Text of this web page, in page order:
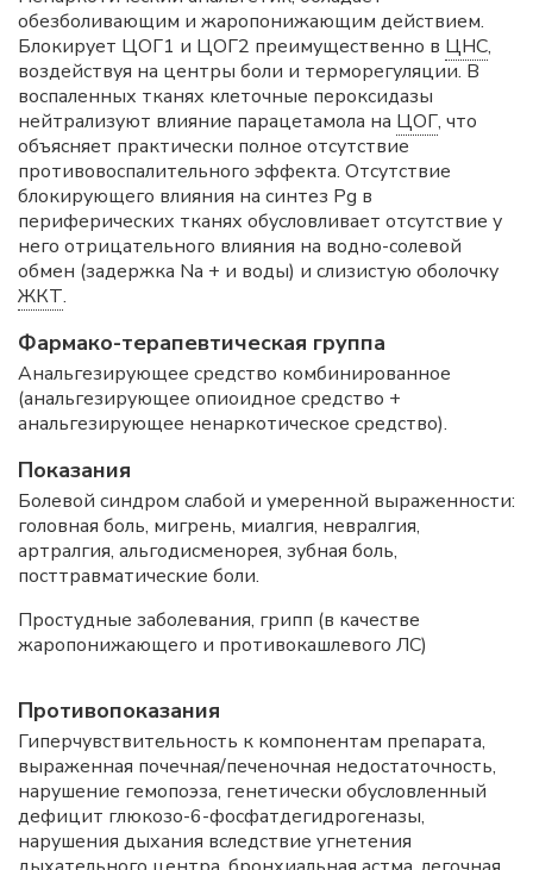
обезболивающим и жаропонижающим действием.
Блокирует ЦОГ1 и ЦОГ2 преимущественно в ЦНС,
воздействуя на центры боли и терморегуляции. В
воспаленных тканях клеточные пероксидазы
нейтрализуют влияние парацетамола на ЦОГ, что
объясняет практически полное отсутствие
противовоспалительного эффекта. Отсутствие
блокирующего влияния на синтез Pg в
периферических тканях обусловливает отсутствие у
него отрицательного влияния на водно-солевой
обмен (задержка Na + и воды) и слизистую оболочку
ЖКТ.
Фармако-терапевтическая группа
Анальгезирующее средство комбинированное
(анальгезирующее опиоидное средство +
анальгезирующее ненаркотическое средство).
Показания
Болевой синдром слабой и умеренной выраженности:
головная боль, мигрень, миалгия, невралгия,
артралгия, альгодисменорея, зубная боль,
посттравматические боли.
Простудные заболевания, грипп (в качестве
жаропонижающего и противокашлевого ЛС)
Противопоказания
Гиперчувствительность к компонентам препарата,
выраженная почечная/печеночная недостаточность,
нарушение гемопоэза, генетически обусловленный
дефицит глюкозо-6-фосфатдегидрогеназы,
нарушения дыхания вследствие угнетения